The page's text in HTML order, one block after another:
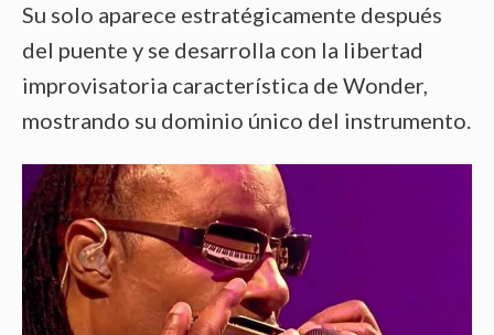
Su solo aparece estratégicamente después
del puente y se desarrolla con la libertad
improvisatoria característica de Wonder,
mostrando su dominio único del instrumento.